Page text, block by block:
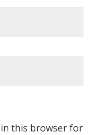
in this browser for